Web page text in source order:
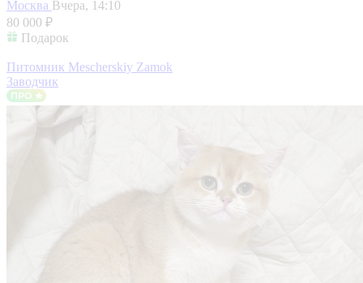
Москва Вчера, 14:10
80 000 ₽
Подарок
Питомник Mescherskiy Zamok
Заводчик